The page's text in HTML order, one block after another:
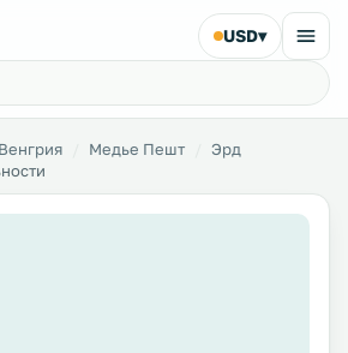
USD▾
Венгрия Медье Пешт
Эрд